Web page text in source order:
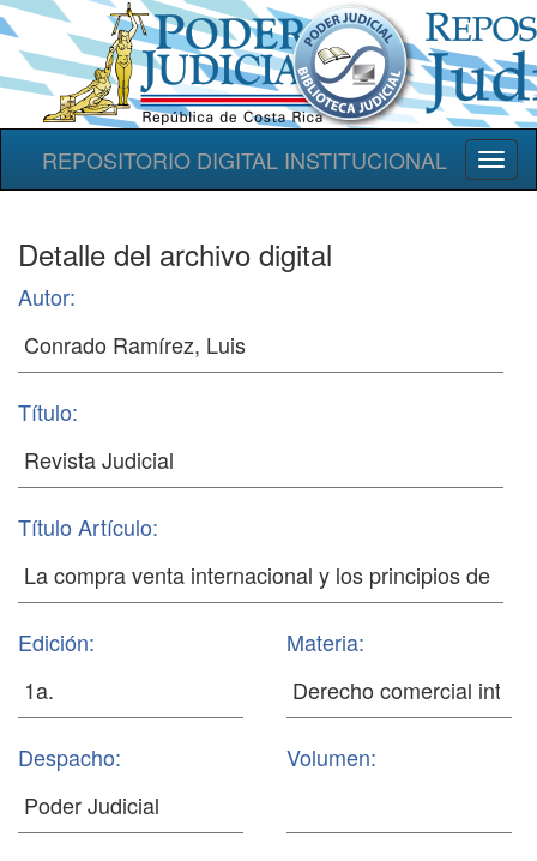
REPOSITORIO DIGITAL INSTITUCIONAL
Detalle del archivo digital
Autor:
Título:
Título Artículo:
Edición: Materia:
Despacho: Volumen: